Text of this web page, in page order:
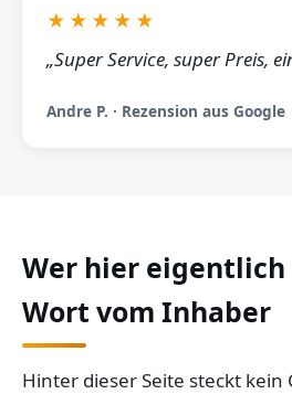
★★★★★
„Super Service, super Preis,
Andre P. · Rezension aus Google
Wer hier
Wort vom Inhaber
Hinter dieser Seite steckt